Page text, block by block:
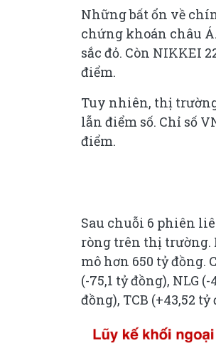
Những bất ổn về
chứng khoán châu Á.
sắc đỏ. Còn NIKKEI
điểm.
Tuy nhiên, thị
lẫn điểm số. Chỉ số
điểm.
Sau chuỗi 6 phiên
ròng trên thị trường.
mô hơn 650 tỷ đồng.
(-75,1 tỷ đồng), NLG
đồng), TCB (+43,52